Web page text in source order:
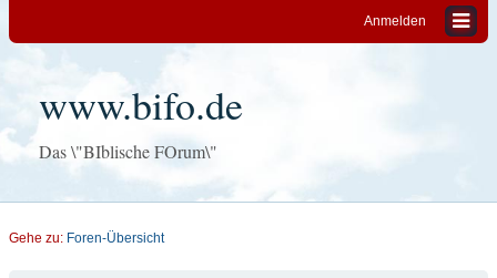
Anmelden
www.bifo.de
Das \"BIblische FOrum\"
Gehe zu: Foren-Übersicht